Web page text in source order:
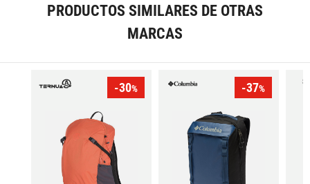
PRODUCTOS SIMILARES DE OTRAS
MARCAS
-30% -37%